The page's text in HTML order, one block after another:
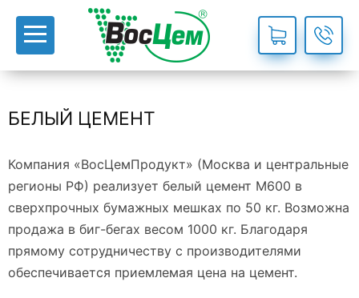
БЕЛЫЙ ЦЕМЕНТ
Компания «ВосЦемПродукт» (Москва и центральные
регионы РФ) реализует белый цемент М600 в
сверхпрочных бумажных мешках по 50 кг. Возможна
продажа в биг-бегах весом 1000 кг. Благодаря
прямому сотрудничеству с производителями
обеспечивается приемлемая цена на цемент.